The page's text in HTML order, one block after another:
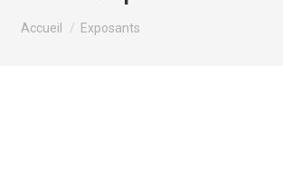
Vous êtes ici :
Accueil Exposants